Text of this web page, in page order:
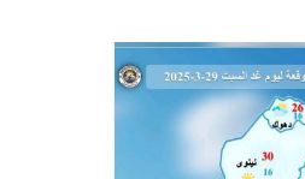
المرحلة الابتدائية
المرحلة المتوسطة